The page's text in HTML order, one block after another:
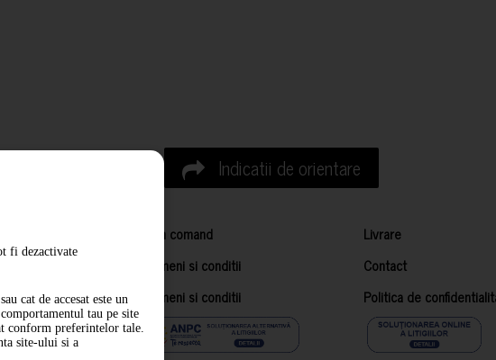
Indicatii de orientare
Cum comand Livrare
Termeni si conditii
Contact
Termeni si conditii
Politica de
fi dezactivate
cat de accesat este un
tau pe site
conform preferintelor tale.
site-ului si a